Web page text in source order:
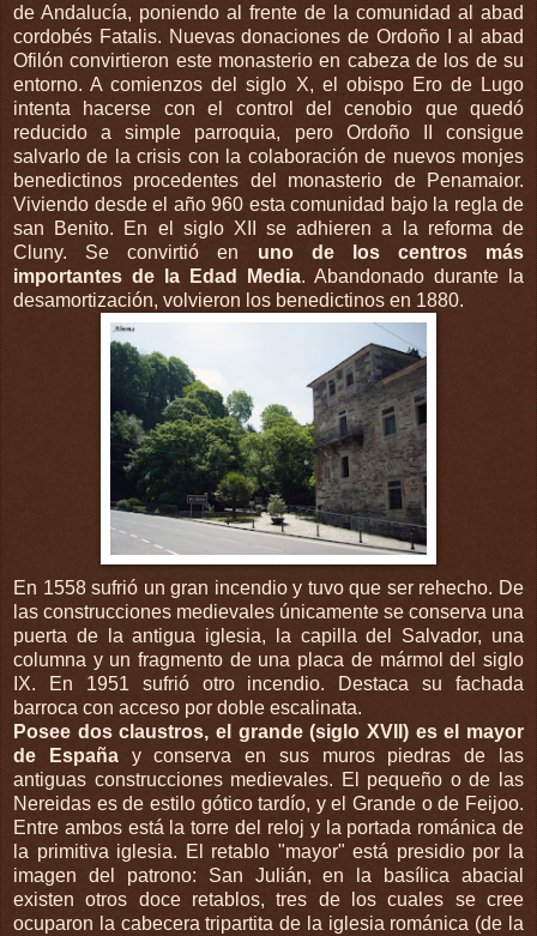
de Andalucía, poniendo al frente de la comunidad al abad
cordobés Fatalis. Nuevas donaciones de Ordoño I al abad
Ofilón convirtieron este monasterio en cabeza de los de su
entorno. A comienzos del siglo X, el obispo Ero de Lugo
intenta hacerse con el control del cenobio que quedó
reducido a simple parroquia, pero Ordoño II consigue
salvarlo de la crisis con la colaboración de nuevos monjes
benedictinos procedentes del monasterio de Penamaior.
Viviendo desde el año 960 esta comunidad bajo la regla de
san Benito. En el siglo XII se adhieren a la reforma de
Cluny. Se convirtió en uno de los centros más
importantes de la Edad Media. Abandonado durante la
desamortización, volvieron los benedictinos en 1880.
En 1558 sufrió un gran incendio y tuvo que ser rehecho. De
las construcciones medievales únicamente se conserva una
puerta de la antigua iglesia, la capilla del Salvador, una
columna y un fragmento de una placa de mármol del siglo
IX. En 1951 sufrió otro incendio. Destaca su fachada
barroca con acceso por doble escalinata.
Posee dos claustros, el grande (siglo XVII) es el mayor
de Españay conserva en sus muros piedras de las
antiguas construcciones medievales. El pequeño o de las
Nereidas es de estilo gótico tardío, y el Grande o de Feijoo.
Entre ambos está la torre del reloj y la portada románica de
la primitiva iglesia. El retablo "mayor" está presidio por la
imagen del patrono: San Julián, en la basílica abacial
existen otros doce retablos, tres de los cuales se cree
ocuparon la cabecera tripartita de la iglesia románica (de la